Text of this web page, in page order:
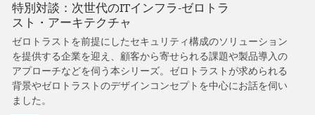
特別対談：次世代のITインフラ‐ゼロトラ
スト・アーキテクチャ
ゼロトラストを前提にしたセキュリティ構成のソリューション
を提供する企業を迎え、顧客から寄せられる課題や製品導入の
アプローチなどを伺う本シリーズ。ゼロトラストが求められる
背景やゼロトラストのデザインコンセプトを中心にお話を伺い
ました。